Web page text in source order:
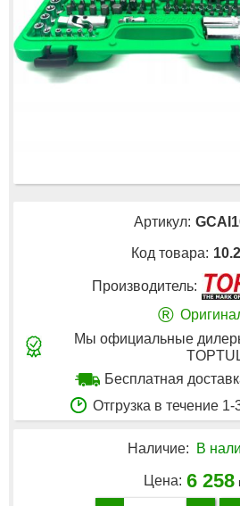
Артикул:
Код товара:
Производитель:
®
Мы официальные
Бесплатная
Отгрузка в течение
Наличие: В
Цена: 6 258